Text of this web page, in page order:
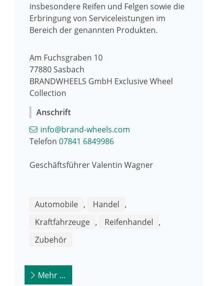
BRANDWHEELS GmbH Exclusive Wheel
Collection
Am Fuchsgraben 10
77880Sasbach
Anschrift
info@brand-wheels.com
Telefon 07841 6849986
GeschäftsführerValentin Wagner
insbesondere Reifen und Felgen sowie die
Erbringung von Serviceleistungen im
Bereich der genannten Produkten.
Automobile , Handel ,
Kraftfahrzeuge , Reifenhandel ,
Zubehör
Mehr …